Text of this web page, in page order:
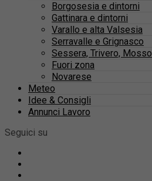
Borgosesia e dintorni
Gattinara e dintorni
Varallo e alta Valsesia
Serravalle e Grignasco
Sessera, Trivero, Mosso
Fuori zona
Novarese
Meteo
Idee & Consigli
Annunci Lavoro
Seguici su